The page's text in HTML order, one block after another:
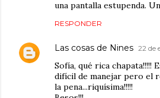
una pantalla estupenda.
RESPONDER
Las cosas de Nines 22 de
Sofía, qué rica chapata!!!!!
difícil de manejar pero el
la pena...riquísima!!!!!